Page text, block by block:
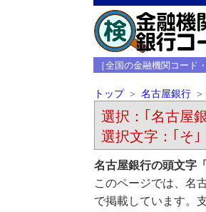
［全国の金融機関コード
トップ 名古屋銀行
選択：｢名古屋
選択文字：｢そ
名古屋銀行の頭文字
このページでは、名
で掲載しています。